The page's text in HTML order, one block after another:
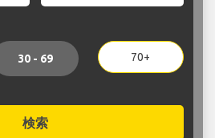
30 - 69 70+
検索